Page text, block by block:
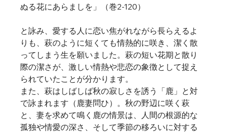
ぬる花にあらましを」（巻2-120）
と詠み、愛する人に恋い焦がれながら長らえるよ
りも、萩のように短くても情熱的に咲き、潔く散
ってしまう生を願いました。萩の短い花期と散り
際の潔さが、激しい情熱や悲恋の象徴として捉え
られていたことが分かります。
また、萩はしばしば秋の寂しさを誘う「鹿」と対
で詠まれます（鹿妻問ひ）。秋の野辺に咲く萩
と、妻を求めて鳴く鹿の情景は、人間の根源的な
孤独や情愛の深さ、そして季節の移ろいに対する